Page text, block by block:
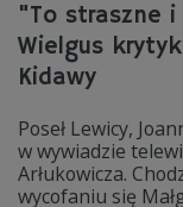
"To straszne i
Wielgus
Kidawy
Poseł Lewicy,
w wywiadzie
Arłukowicza.
wycofaniu się